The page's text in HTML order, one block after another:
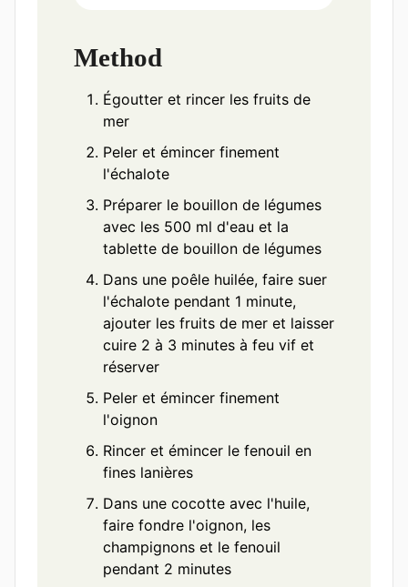
Method
Égoutter et rincer les fruits de
mer
Peler et émincer finement
l'échalote
Préparer le bouillon de légumes
avec les 500 ml d'eau et la
tablette de bouillon de légumes
Dans une poêle huilée, faire suer
l'échalote pendant 1 minute,
ajouter les fruits de mer et laisser
cuire 2 à 3 minutes à feu vif et
réserver
Peler et émincer finement
l'oignon
Rincer et émincer le fenouil en
fines lanières
Dans une cocotte avec l'huile,
faire fondre l'oignon, les
champignons et le fenouil
pendant 2 minutes